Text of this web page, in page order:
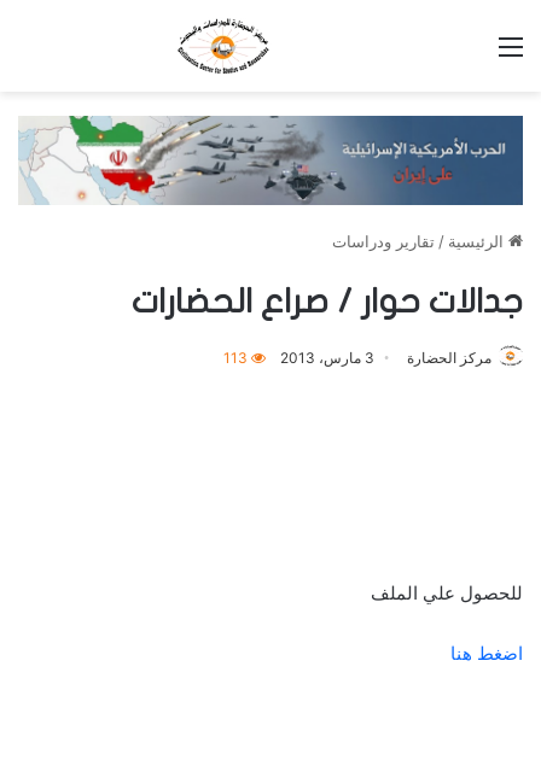
الرئيسية / تقارير ودراسات
جدالات حوار / صراع الحضارات
مركز الحضارة 3 مارس، 2013 113
للحصول علي الملف
اضغط هنا